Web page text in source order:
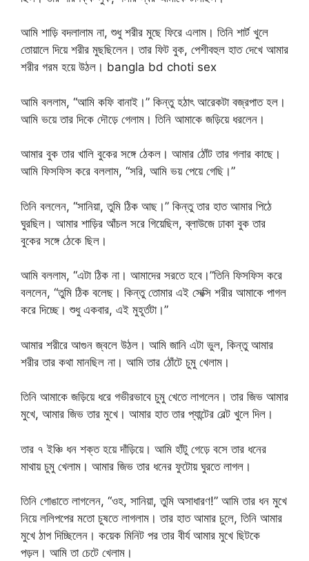
আমি শাড়ি বদলালাম না, শুধু শরীর মুছে ফিরে এলাম। তিনি শার্ট খুলে
তোয়ালে দিয়ে শরীর মুছছিলেন। তার ফিট বুক, পেশীবহুল হাত দেখে আমার
শরীর গরম হয়ে উঠল। bangla bd choti sex
আমি বললাম, “আমি কফি বানাই।” কিন্তু হঠাৎ আরেকটা বজ্রপাত হল।
আমি ভয়ে তার দিকে দৌড়ে গেলাম। তিনি আমাকে জড়িয়ে ধরলেন।
আমার বুক তার খালি বুকের সঙ্গে ঠেকল। আমার ঠোঁট তার গলার কাছে।
আমি ফিসফিস করে বললাম, “সরি, আমি ভয় পেয়ে গেছি।”
তিনি বললেন, “সানিয়া, তুমি ঠিক আছ।” কিন্তু তার হাত আমার পিঠে
ঘুরছিল। আমার শাড়ির আঁচল সরে গিয়েছিল, ব্লাউজে ঢাকা বুক তার
বুকের সঙ্গে ঠেকে ছিল।
আমি বললাম, “এটা ঠিক না। আমাদের সরতে হবে।”তিনি ফিসফিস করে
বললেন, “তুমি ঠিক বলেছ। কিন্তু তোমার এই সেক্সি শরীর আমাকে পাগল
করে দিচ্ছে। শুধু একবার, এই মুহূর্তটা।”
আমার শরীরে আগুন জ্বলে উঠল। আমি জানি এটা ভুল, কিন্তু আমার
শরীর তার কথা মানছিল না। আমি তার ঠোঁটে চুমু খেলাম।
তিনি আমাকে জড়িয়ে ধরে গভীরভাবে চুমু খেতে লাগলেন। তার জিভ আমার
মুখে, আমার জিভ তার মুখে। আমার হাত তার প্যান্টের বেল্ট খুলে দিল।
তার ৭ ইঞ্চি ধন শক্ত হয়ে দাঁড়িয়ে। আমি হাঁটু গেড়ে বসে তার ধনের
মাথায় চুমু খেলাম। আমার জিভ তার ধনের ফুটোয় ঘুরতে লাগল।
তিনি গোঙাতে লাগলেন, “ওহ, সানিয়া, তুমি অসাধারণ!” আমি তার ধন মুখে
নিয়ে ললিপপের মতো চুষতে লাগলাম। তার হাত আমার চুলে, তিনি আমার
মুখে ঠাপ দিচ্ছিলেন। কয়েক মিনিট পর তার বীর্য আমার মুখে ছিটকে
পড়ল। আমি তা চেটে খেলাম।